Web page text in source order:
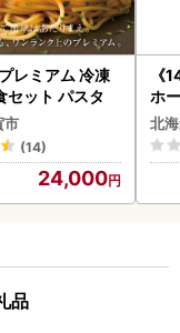
レミアム 冷凍
セット パスタ
市
(14)
24,000
《
ホ
( 飲
ク
贈
い
北
品